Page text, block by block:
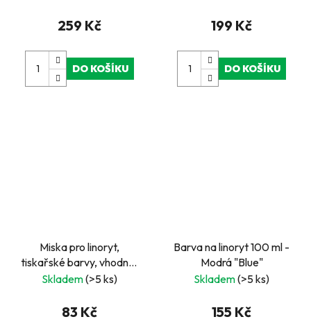
259 Kč
DO KOŠÍKU
199 Kč
DO KOŠÍKU
Miska pro linoryt,
tiskařské barvy, vhodná i
pro korálky
Skladem(>5 ks)
83 Kč
Barva na linoryt 100 ml -
Modrá "Blue"
Skladem(>5 ks)
155 Kč